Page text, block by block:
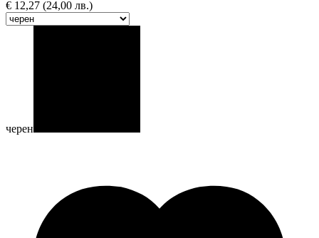
€ 12,27 (24,00 лв.)
черен